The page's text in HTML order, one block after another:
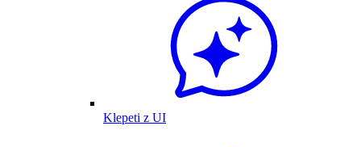
Klepeti z UI